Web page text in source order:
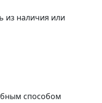
из наличия или
способом